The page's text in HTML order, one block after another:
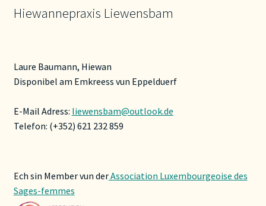
Hiewannepraxis Liewensbam
Laure Baumann, Hiewan
Disponibel am Emkreess vun Eppelduerf
E-Mail Adress: liewensbam@outlook.de
Telefon: (+352) 621 232 859
Ech sin Member vun derAssociation Luxembourgeoise des
Sages-femmes